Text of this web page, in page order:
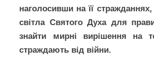
наголосивши на її
світла Святого Духа для
знайти мирні вирішення на
страждають від війни.